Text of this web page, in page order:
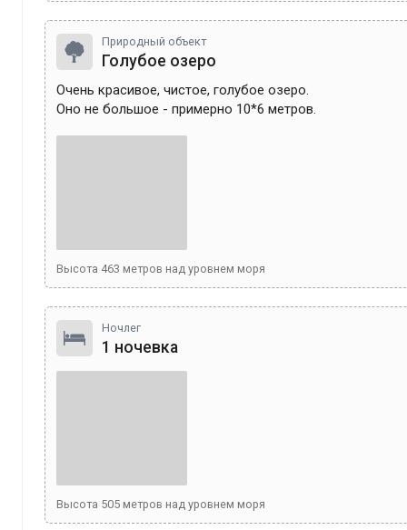
Природный объект
Голубое озеро
Очень красивое, чистое, голубое озеро.
Оно не большое - примерно 10*6 метров.
Высота 463 метров над уровнем моря
Ночлег
1 ночевка
Высота 505 метров над уровнем моря